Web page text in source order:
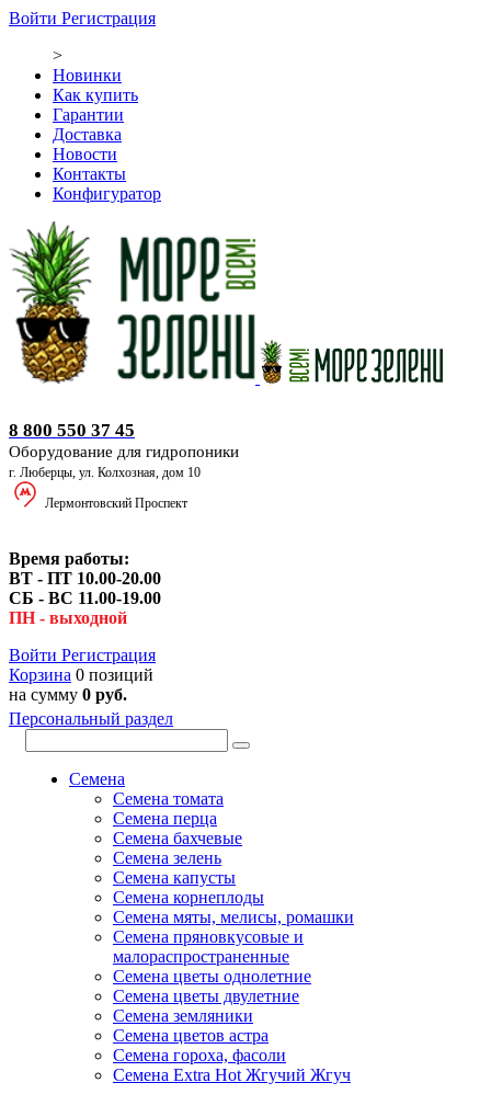
Войти Регистрация
>
Новинки
Как купить
Гарантии
Доставка
Новости
Контакты
Конфигуратор
8 800 550 37 45
Оборудование для гидропоники
г. Люберцы, ул. Колхозная, дом 10
Лермонтовский Проспект
Время работы:
ВТ - ПТ 10.00-20.00
СБ - ВС 11.00-19.00
ПН - выходной
Войти Регистрация
Корзина 0 позиций
на сумму 0 руб.
Персональный раздел
Семена
Семена томата
Семена перца
Семена бахчевые
Семена зелень
Семена капусты
Семена корнеплоды
Семена мяты, мелисы, ромашки
Семена пряновкусовые и
малораспространенные
Семена цветы однолетние
Семена цветы двулетние
Семена земляники
Семена цветов астра
Семена гороха, фасоли
Семена Extra Hot Жгучий Жгуч